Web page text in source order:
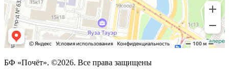
БФ «Почёт». ©2026. Все права защищены